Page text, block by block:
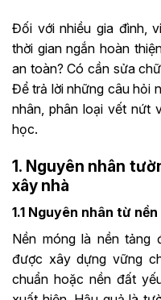
Đối với nhiều gia đình,
thời gian ngắn hoàn
an toàn? Có cần sửa
Để trả lời những câu hỏi
nhân, phân loại vết nứt
học.
1. Nguyên nhân
xây nhà
1.1 Nguyên nhân từ
Nền móng là nền tảng
được xây dựng vững
chuẩn hoặc nền đất